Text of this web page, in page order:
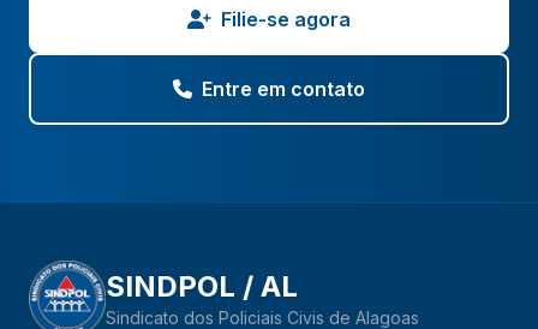
Filie-se agora
Entre em contato
SINDPOL / AL
Sindicato dos Policiais Civis de Alagoas